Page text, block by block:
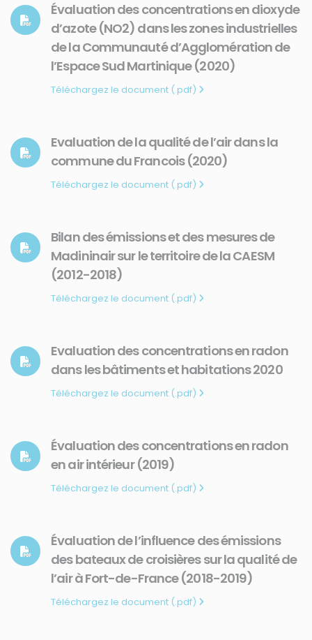
Évaluation des concentrations en dioxyde
d’azote (NO2) dans les zones industrielles
de la Communauté d’Agglomération de
l’Espace Sud Martinique (2020)
Téléchargez le document (.pdf)
Evaluation de la qualité de l’air dans la
commune du Francois (2020)
Téléchargez le document (.pdf)
Bilan des émissions et des mesures de
Madininair sur le territoire de la CAESM
(2012-2018)
Téléchargez le document (.pdf)
Evaluation des concentrations en radon
dans les bâtiments et habitations 2020
Téléchargez le document (.pdf)
Évaluation des concentrations en radon
en air intérieur (2019)
Téléchargez le document (.pdf)
Évaluation de l’influence des émissions
des bateaux de croisières sur la qualité de
l’air à Fort-de-France (2018-2019)
Téléchargez le document (.pdf)